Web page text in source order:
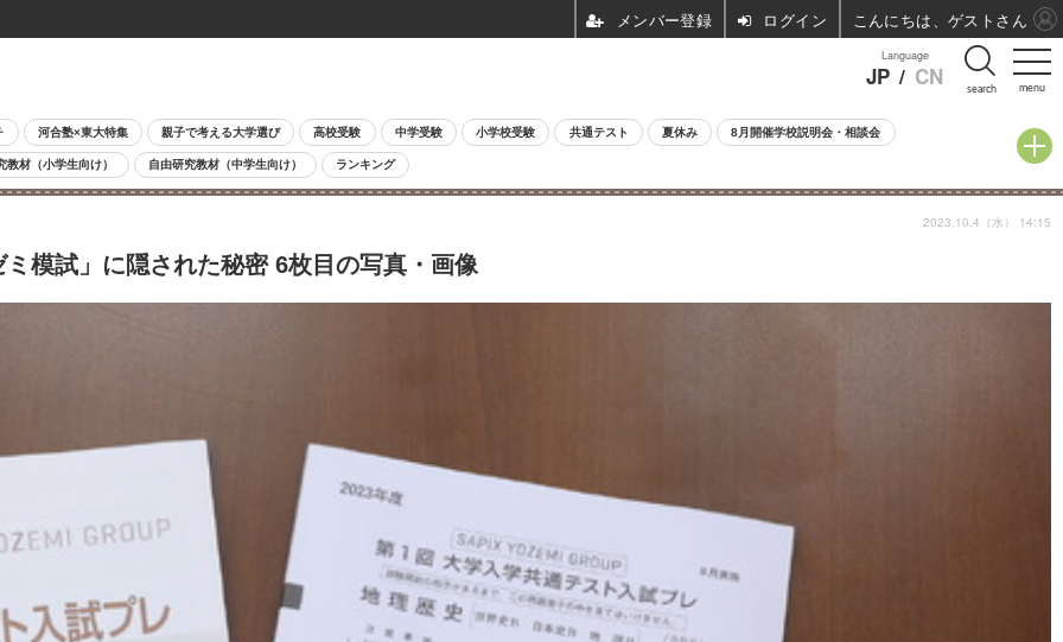
menu
Language
JP / CN search
河合塾×東大特集 親子で考える大学選び 高校受験 中学受験 小学校受験 共通テスト 夏休み 8月開催学校説明会・相談会
教材（小学生向け） 自由研究教材（中学生向け） ランキング
模試」に隠された秘密 6枚目の写真・画像
2023.10.4（水） 14:15
ログイン こんにちは、ゲストさん